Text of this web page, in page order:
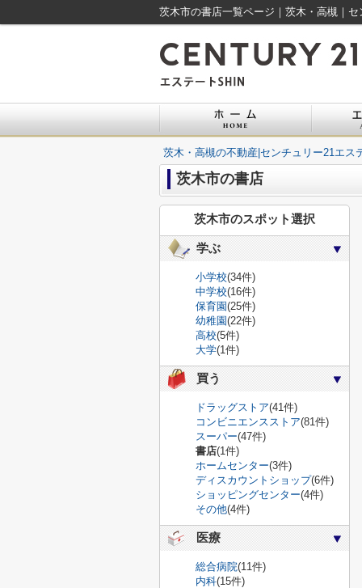
茨木市の書店一覧ページ｜茨木・高槻｜
茨木・高槻の不動産|センチュリー21エス
茨木市の書店
茨木市のスポット選択
学ぶ
小学校(34件)
中学校(16件)
保育園(25件)
幼稚園(22件)
高校(5件)
大学(1件)
買う
ドラッグストア(41件)
コンビニエンスストア(81件)
スーパー(47件)
書店(1件)
ホームセンター(3件)
ディスカウントショップ(6件)
ショッピングセンター(4件)
その他(4件)
医療
総合病院(11件)
内科(15件)